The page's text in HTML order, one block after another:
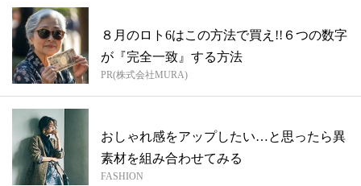
８月のロト6はこの方法で買え!!６つの数字
が『完全一致』する方法
PR(株式会社MURA)
おしゃれ感をアップしたい…と思ったら異
素材を組み合わせてみる
FASHION